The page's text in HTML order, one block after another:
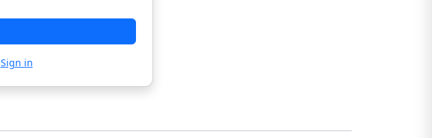
Sign in